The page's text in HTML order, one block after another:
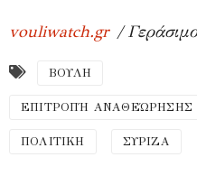
vouliwatch.gr/
ΒΟΥΛΗ
ΕΠΙΤΡΟΠΉ ΑΝΑΘΕΏΡΗΣΗΣ
ΠΟΛΙΤΙΚΗ ΣΥΡΙΖΑ